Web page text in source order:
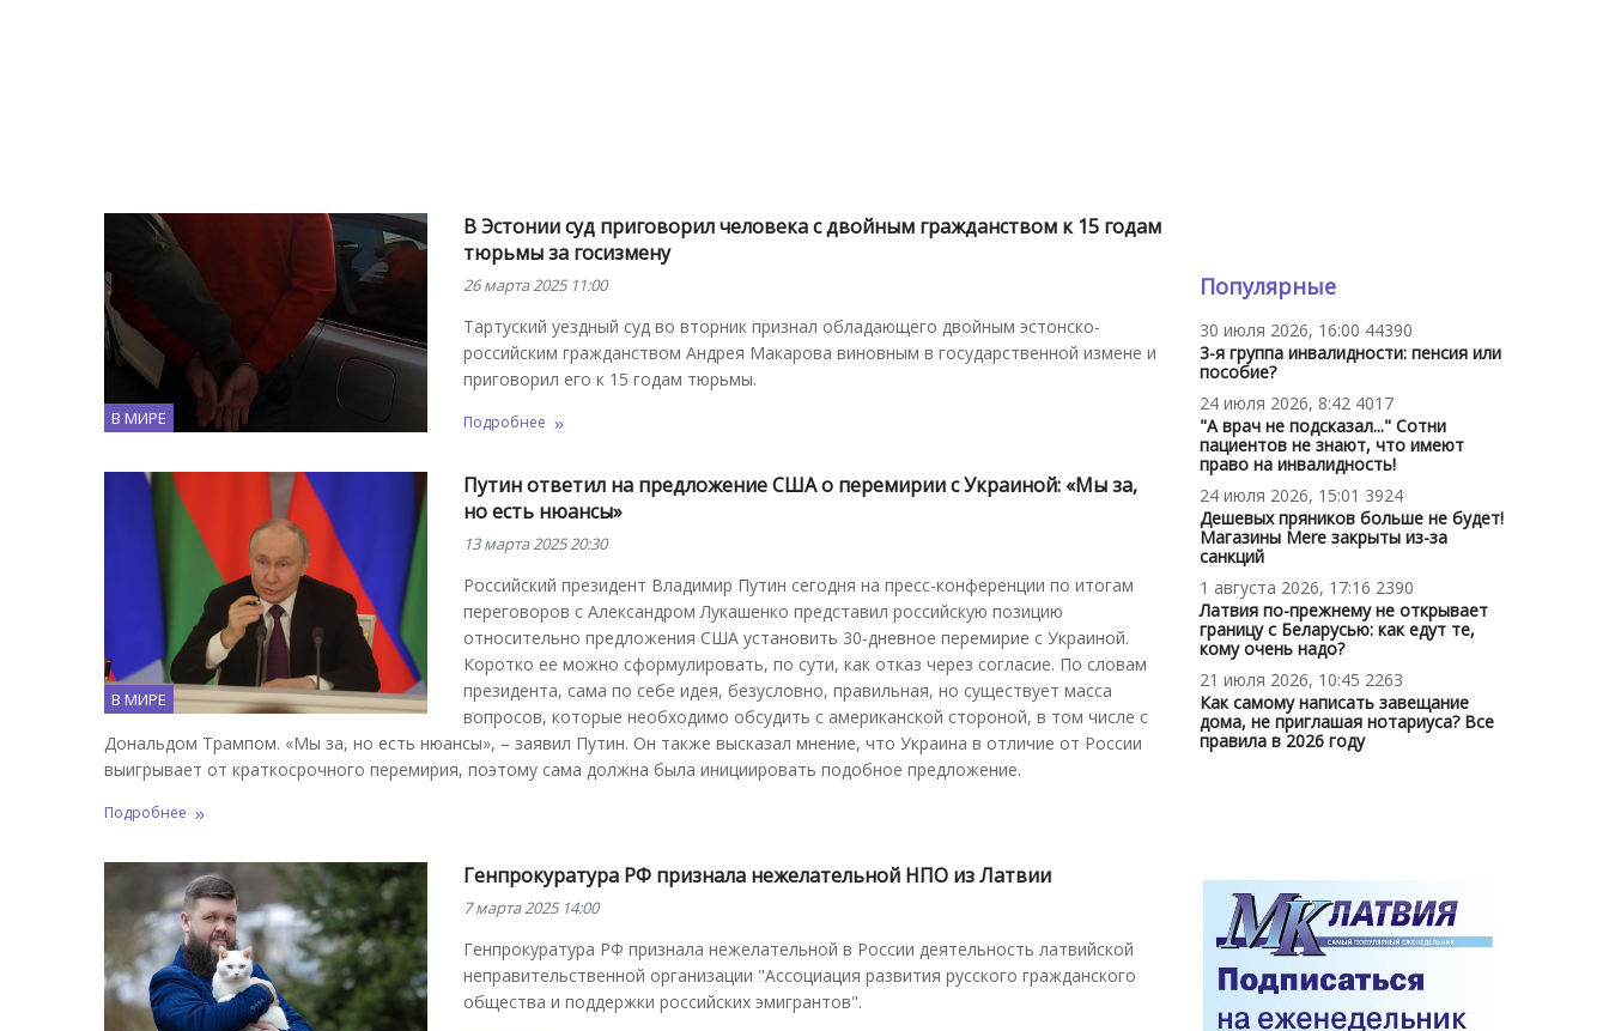
В МИРЕ
В Эстонии суд приговорил человека с двойным гражданством к 15 годам
тюрьмы за госизмену
26 марта 2025 11:00
Тартуский уездный суд во вторник признал обладающего двойным эстонско-
российским гражданством Андрея Макарова виновным в государственной измене и
приговорил его к 15 годам тюрьмы.
Подробнее
В МИРЕ
Путин ответил на предложение США о перемирии с Украиной: «Мы за,
но есть нюансы»
13 марта 2025 20:30
Российский президент Владимир Путин сегодня на пресс-конференции по итогам
переговоров с Александром Лукашенко представил российскую позицию
относительно предложения США установить 30-дневное перемирие с Украиной.
Коротко ее можно сформулировать, по сути, как отказ через согласие. По словам
президента, сама по себе идея, безусловно, правильная, но существует масса
вопросов, которые необходимо обсудить с американской стороной, в том числе с
Дональдом Трампом. «Мы за, но есть нюансы», – заявил Путин. Он также высказал мнение, что Украина в отличие от России
выигрывает от краткосрочного перемирия, поэтому сама должна была инициировать подобное предложение.
Подробнее
Генпрокуратура РФ признала нежелательной НПО из Латвии
7 марта 2025 14:00
Генпрокуратура РФ признала нежелательной в России деятельность латвийской
неправительственной организации "Ассоциация развития русского гражданского
общества и поддержки российских эмигрантов".
Популярные
30 июля 2026, 16:00 44390
3-я группа инвалидности: пенсия или
пособие?
24 июля 2026, 8:42 4017
"А врач не подсказал..." Сотни
пациентов не знают, что имеют
право на инвалидность!
24 июля 2026, 15:01 3924
Дешевых пряников больше не будет!
Магазины Mere закрыты из-за
санкций
1 августа 2026, 17:16 2390
Латвия по-прежнему не открывает
границу с Беларусью: как едут те,
кому очень надо?
21 июля 2026, 10:45 2263
Как самому написать завещание
дома, не приглашая нотариуса? Все
правила в 2026 году